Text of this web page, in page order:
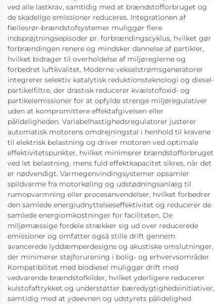
ved alle lastkrav, samtidig med at brændstofforbruget og
de skadelige emissioner reduceres. Integrationen af
fællesrør-brændstofsystemer muliggør flere
indsprøjtningsepisoder pr. forbrændingscyklus, hvilket gør
forbrændingen renere og mindsker dannelse af partikler,
hvilket bidrager til overholdelse af miljøreglerne og
forbedret luftkvalitet. Moderne vekselstrømsgeneratorer
integrerer selektiv katalytisk reduktionsteknologi og diesel-
partikelfiltre, der drastisk reducerer kvælstofoxid- og
partikelemissioner for at opfylde strenge miljøregulativer
uden at kompromittere effektafgivelsen eller
pålideligheden. Variabelhastighedsregulatorer justerer
automatisk motorens omdrejningstal i henhold til kravene
til elektrisk belastning og driver motoren ved optimale
effektivitetspunkter, hvilket minimerer brændstofforbruget
ved let belastning, mens fuld effektkapacitet sikres, når det
er nødvendigt. Varmegenvindingsystemer opsamler
spildvarme fra motorkøling og udstødningsanlæg til
rumopvarmning eller procesanvendelser, hvilket forbedrer
den samlede energiudnyttelseseffektivitet og reducerer de
samlede energiomkostninger for faciliteten. De
miljømæssige fordele strækker sig ud over reducerede
emissioner og omfatter også stille drift gennem
avancerede lyddæmperdesigns og akustiske omslutninger,
der minimerer støjforurening i bolig- og erhvervsområder.
Kompatibilitet med biodiesel muliggør drift med
vedvarende brændstofkilder, hvilket yderligere reducerer
kulstofaftrykket og understøtter bæredygtighedsinitiativer,
samtidig med at ydeevnen og udstyrets pålidelighed